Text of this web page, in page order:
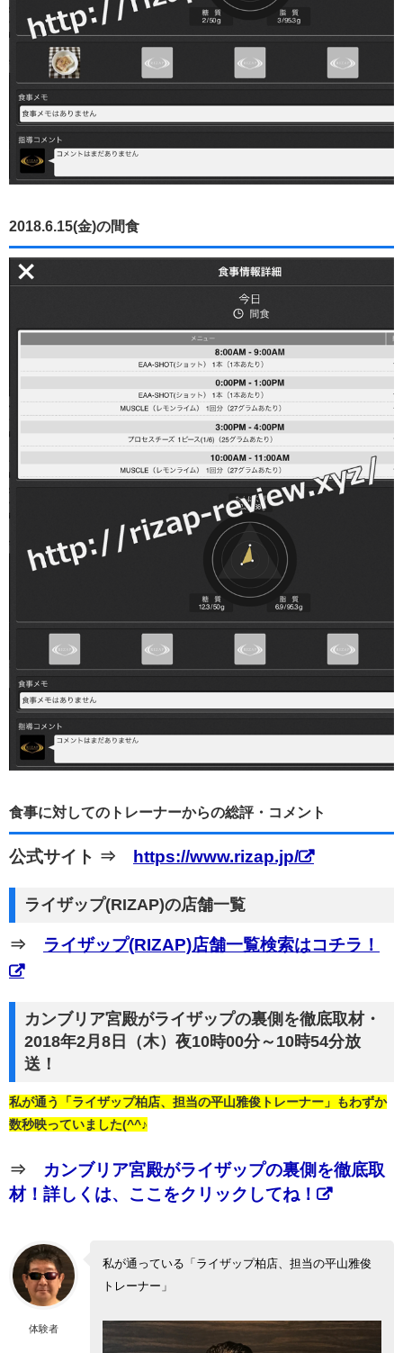
2018.6.15(金)の間食
食事に対してのトレーナーからの総評・コメント
公式サイト ⇒ https://www.rizap.jp/
ライザップ(RIZAP)の店舗一覧
⇒ ライザップ(RIZAP)店舗一覧検索はコチラ！
カンブリア宮殿がライザップの裏側を徹底取材・
2018年2月8日（木）夜10時00分～10時54分放
送！
私が通う「ライザップ柏店、担当の平山雅俊トレーナー」もわずか
数秒映っていました(^^♪
⇒ カンブリア宮殿がライザップの裏側を徹底取
材！詳しくは、ここをクリックしてね！
体験者
私が通っている「ライザップ柏店、担当の平山雅俊
トレーナー」